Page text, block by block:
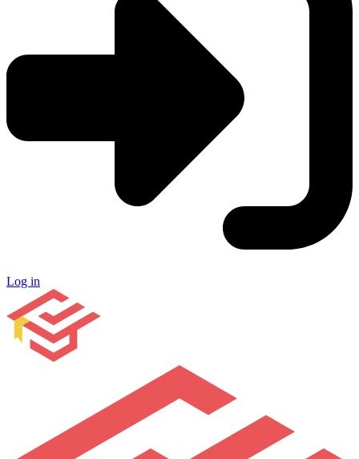
Log in